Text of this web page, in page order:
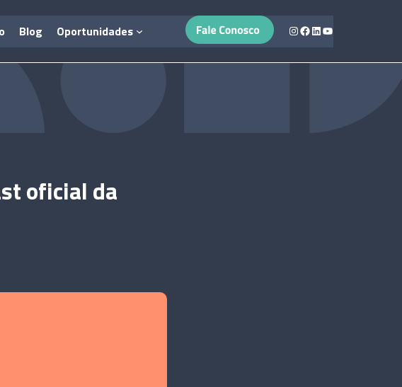
Blog Oportunidades Instagram
Facebook
LinkedIn
Youtube
oficial da